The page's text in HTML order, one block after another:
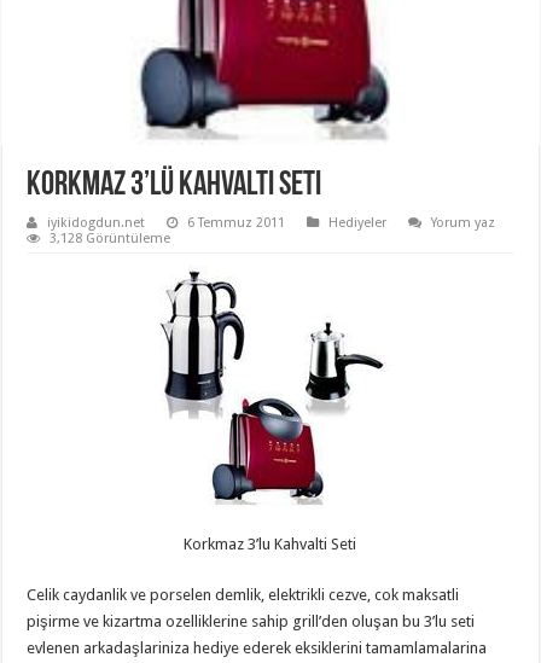
Korkmaz 3’lü Kahvaltı Seti
iyikidogdun.net 6 Temmuz 2011 Hediyeler
Yorum yaz
3,128 Görüntüleme
Korkmaz 3’lu Kahvalti Seti
Celik caydanlik ve porselen demlik, elektrikli cezve, cok maksatli
pişirme ve kizartma ozelliklerine sahip grill’den oluşan bu 3’lu seti
evlenen arkadaşlariniza hediye ederek eksiklerini tamamlamalarina